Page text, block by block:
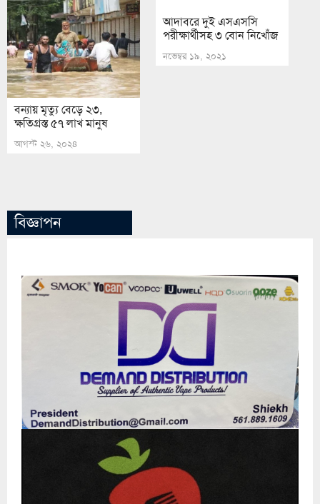
বন্যায় মৃত্যু বেড়ে ২৩,
ক্ষতিগ্রস্ত ৫৭ লাখ মানুষ
আগস্ট ২৬, ২০২৪
আদাবরে দুই এসএসসি
পরীক্ষার্থীসহ ৩ বোন নিখোঁজ
নভেম্বর ১৯, ২০২১
বিজ্ঞাপন